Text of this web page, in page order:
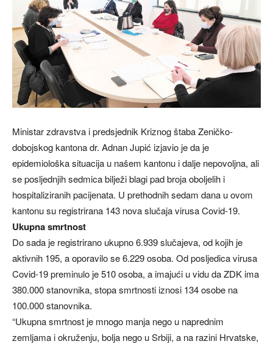
Ministar zdravstva i predsjednik Kriznog štaba Zeničko-
dobojskog kantona dr. Adnan Jupić izjavio je da je
epidemiološka situacija u našem kantonu i dalje nepovoljna, ali
se posljednjih sedmica bilježi blagi pad broja oboljelih i
hospitaliziranih pacijenata. U prethodnih sedam dana u ovom
kantonu su registrirana 143 nova slučaja virusa Covid-19.
Ukupna smrtnost
Do sada je registrirano ukupno 6.939 slučajeva, od kojih je
aktivnih 195, a oporavilo se 6.229 osoba. Od posljedica virusa
Covid-19 preminulo je 510 osoba, a imajući u vidu da ZDK ima
380.000 stanovnika, stopa smrtnosti iznosi 134 osobe na
100.000 stanovnika.
“Ukupna smrtnost je mnogo manja nego u naprednim
zemljama i okruženju, bolja nego u Srbiji, a na razini Hrvatske,